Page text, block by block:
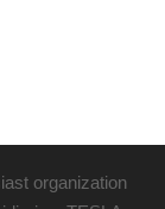
organization